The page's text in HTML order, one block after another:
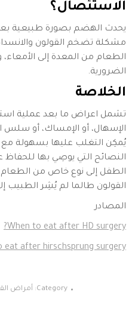
الاستئصال؟
يحدث الهضم بصورة طبيعية بعد
مشكلة تضخم القولون
الطعام من المعدة إلى
الضرورية.
الخلاصة
تشمل اعراض ما بعد عملية
الإسهال، أو الإمساك، أو سلس
يُمكِن التغلب عليها بسهولة مع
النصائح التي يوصِي بها
الطفل إلى نوع خاص من
القولون طالما لم يُشِر الطبيب
المصادر
When to eat after HD surgery?
eat after hirschsprung surgery?
Category: أمراض